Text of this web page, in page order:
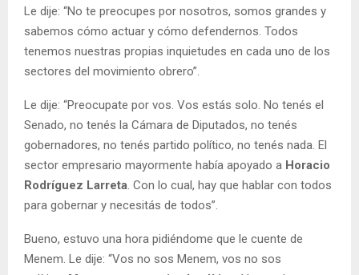
Le dije: “No te preocupes por nosotros, somos grandes y
sabemos cómo actuar y cómo defendernos. Todos
tenemos nuestras propias inquietudes en cada uno de los
sectores del movimiento obrero”.
Le dije: “Preocupate por vos. Vos estás solo. No tenés el
Senado, no tenés la Cámara de Diputados, no tenés
gobernadores, no tenés partido político, no tenés nada. El
sector empresario mayormente había apoyado a Horacio
Rodríguez Larreta. Con lo cual, hay que hablar con todos
para gobernar y necesitás de todos”.
Bueno, estuvo una hora pidiéndome que le cuente de
Menem. Le dije: “Vos no sos Menem, vos no sos